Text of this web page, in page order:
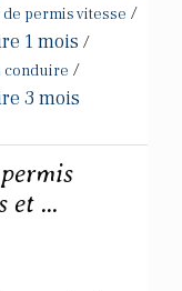
permis vitesse /
1 mois /
conduire /
3 mois
et ...